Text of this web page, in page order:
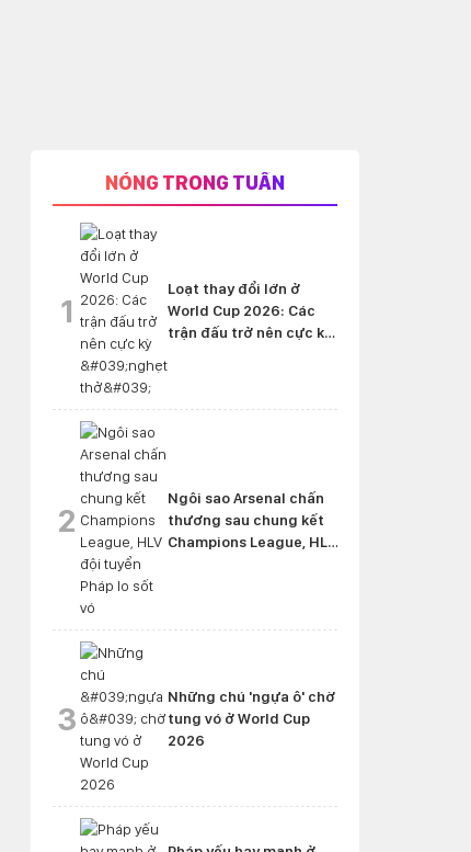
NÓNG TRONG TUẦN
1
Loạt thay đổi lớn ở
World Cup 2026: Các
trận đấu trở nên cực kỳ
2
Ngôi sao Arsenal chấn
thương sau chung kết
Champions League, HLV
3
Những chú 'ngựa ô' chờ
tung vó ở World Cup
2026